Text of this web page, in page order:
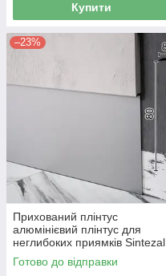
Купити
–23%
Прихований плінтус
алюмінієвий плінтус для
неглибоких приямків Sintezal
Р-118, 80х8х2500мм. Без
покриття
Готово до відправки